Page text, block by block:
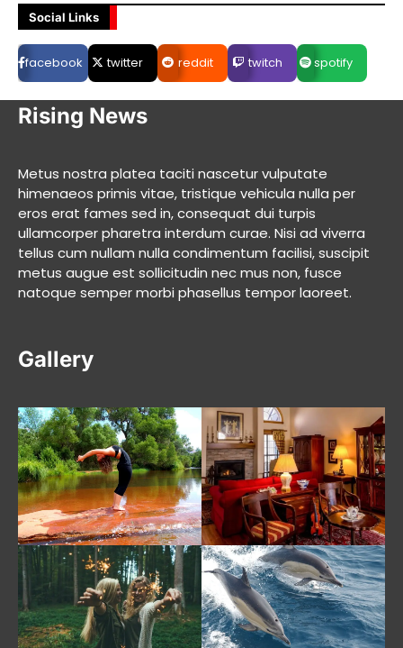
Social Links
facebook twitter reddit twitch spotify
Rising News
Metus nostra platea taciti nascetur vulputate
himenaeos primis vitae, tristique vehicula nulla per
eros erat fames sed in, consequat dui turpis
ullamcorper pharetra interdum curae. Nisi ad viverra
tellus cum nullam nulla condimentum facilisi, suscipit
metus augue est sollicitudin nec mus non, fusce
natoque semper morbi phasellus tempor laoreet.
Gallery